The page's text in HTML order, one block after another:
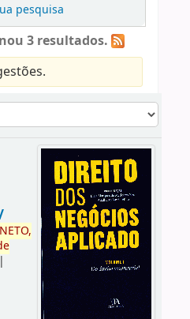
pesquisa
3 resultados.
NETO,
|